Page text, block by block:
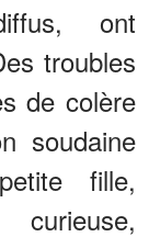
ont
troubles
de colère
soudaine
fille,